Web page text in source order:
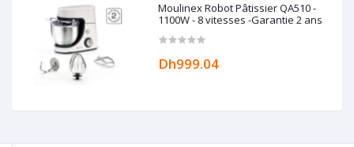
Moulinex Robot Pâtissier QA510 -
1100W - 8 vitesses -Garantie 2 ans
Dh999.04